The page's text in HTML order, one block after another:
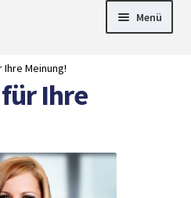
Menü
en
Streifen
► Zubehör
Ihre Meinung!
Ihre